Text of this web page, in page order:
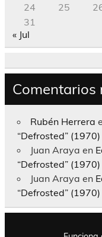
24
25
31
« Jul
Comentarios
Rubén Herrera
“Defrosted” (1970)
Juan Araya en
“Defrosted” (1970)
Juan Araya en
“Defrosted” (1970)